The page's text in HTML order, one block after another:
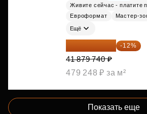
Живите сейчас - платите
Евроформат
Мастер-
Ещё
36 854 171 ₽ -12%
41 879 740 ₽
479 248 ₽ за м²
Показать еще